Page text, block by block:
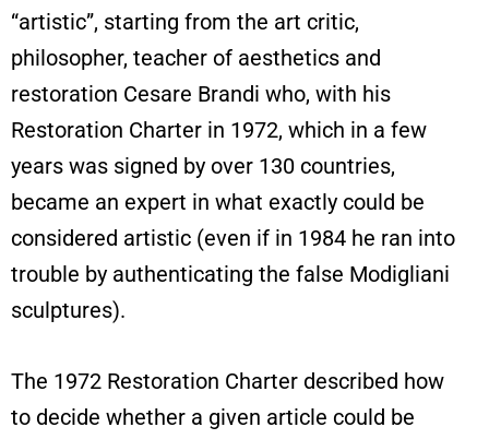
“artistic”, starting from the art critic,
philosopher, teacher of aesthetics and
restoration Cesare Brandi who, with his
Restoration Charter in 1972, which in a few
years was signed by over 130 countries,
became an expert in what exactly could be
considered artistic (even if in 1984 he ran into
trouble by authenticating the false Modigliani
sculptures).
The 1972 Restoration Charter described how
to decide whether a given article could be